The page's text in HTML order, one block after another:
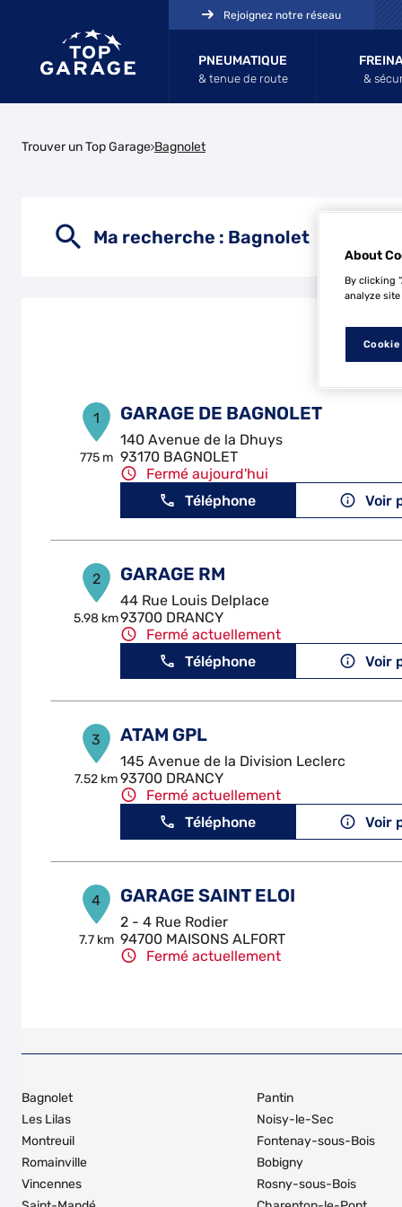
PNEUMATIQUE
& tenue de route &
Rejoignez notre réseau
Trouver un Top Garage Bagnolet
Ma recherche : Bagnolet
1
775 m
GARAGE DE BAGNOLET
140 Avenue de la Dhuys
93170 BAGNOLET
Fermé aujourd'hui
Téléphone
Voir
2
5.98 km
GARAGE RM
44 Rue Louis Delplace
93700 DRANCY
Fermé actuellement
Téléphone
Voir
3
7.52 km
ATAM GPL
145 Avenue de la Division Leclerc
93700 DRANCY
Fermé actuellement
Téléphone
Voir
4
7.7 km
GARAGE SAINT ELOI
2 - 4 Rue Rodier
94700 MAISONS ALFORT
Fermé actuellement
GARAGE DES PAVILLONS
93320 LES PAVILLONS-SOUS-BOIS
Fermé actuellement
Voir
Bagnolet
Les Lilas
Montreuil
Romainville
Vincennes
Pantin
Noisy-le-Sec
Fontenay-sous-Bois
Bobigny
Rosny-sous-Bois
About
By clicking
analyze